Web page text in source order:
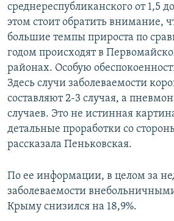
среднереспубликанского от 1,5
этом стоит обратить внимание,
большие темпы прироста по
годом происходят в
районах. Особую
Здесь случи заболеваемости
составляют 2-3 случая, а
случаев. Это не истинная
детальные проработки со
рассказала Пеньковская.
По ее информации, в целом за
заболеваемости
Крыму снизился на 18,9%.